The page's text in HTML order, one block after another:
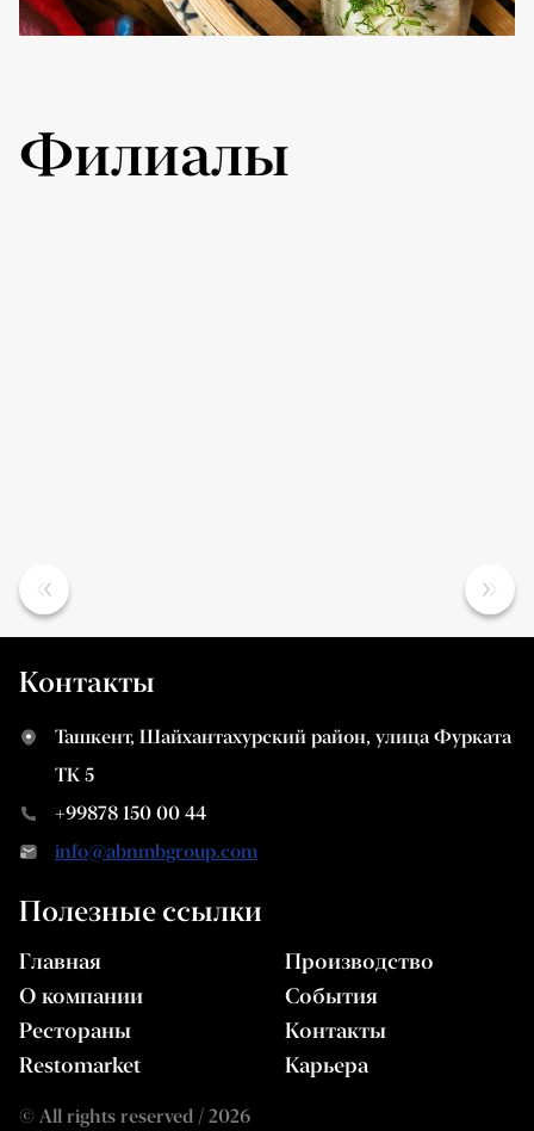
Филиалы
Контакты
Ташкент, Шайхантахурский район, улица Фурката
ТК 5
+99878 150 00 44
info@abnmbgroup.com
Полезные ссылки
Главная
О компании
Рестораны
Restomarket
Производство
События
Контакты
Карьера
© All rights reserved / 2026